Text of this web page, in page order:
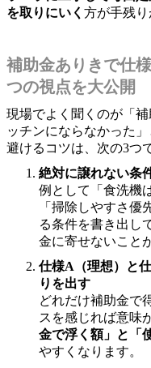
を取りにいく 方が手残り
補助金ありきで仕
つの視点を大公開
現場でよく聞くのが「
ッチンにならなかった
避けるコツは、次の3つ
絶対に譲れない条
例として「食洗機
「掃除しやすさ優
る条件を書き出し
金に寄せないこと
仕様A（理想）と
りを出す
どれだけ補助金で
スを感じれば意味
金で浮く額」と「
やすくなります。